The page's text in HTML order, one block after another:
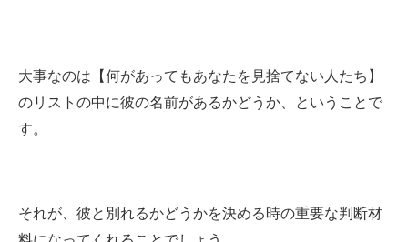
大事なのは【何があってもあなたを見捨てない人たち】
のリストの中に彼の名前があるかどうか、ということで
す。
それが、彼と別れるかどうかを決める時の重要な判断材